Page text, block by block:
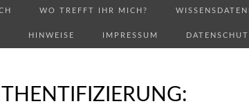
WO TREFFT IHR MICH?
HINWEISE IMPRESSUM